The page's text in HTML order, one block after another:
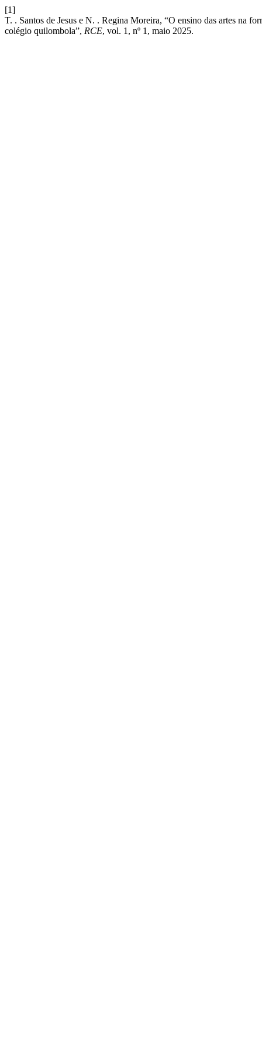
[1]
T. . Santos de Jesus e N. . Regina Moreira, “O ensino das artes na
colégio quilombola”, RCE, vol. 1, nº 1, maio 2025.